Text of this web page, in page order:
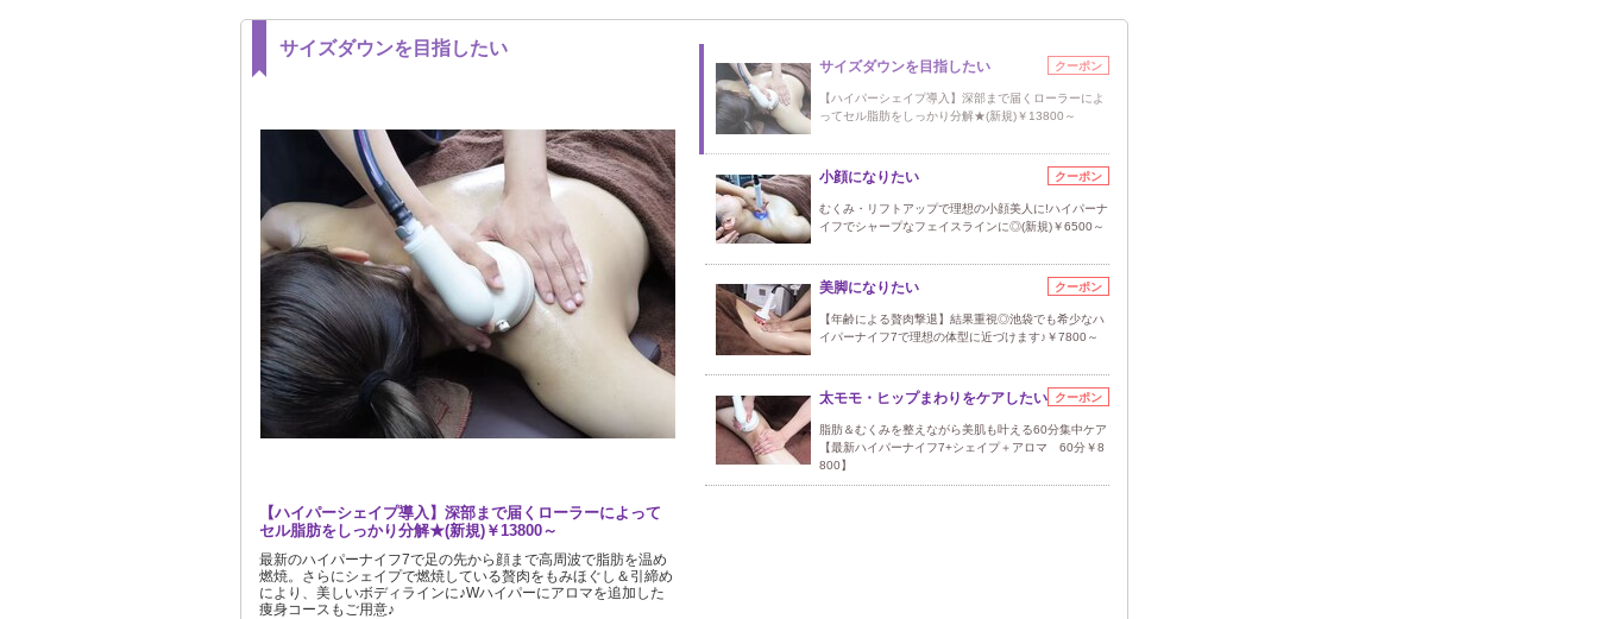
サイズダウンを目指したい
【ハイパーシェイプ導入】深部まで届くローラーによって
セル脂肪をしっかり分解★(新規)￥13800～
最新のハイパーナイフ7で足の先から顔まで高周波で脂肪を温め
燃焼。さらにシェイプで燃焼している贅肉をもみほぐし＆引締め
により、美しいボディラインに♪Wハイパーにアロマを追加した
痩身コースもご用意♪
サイズダウンを目指したい クーポン
【ハイパーシェイプ導入】深部まで届くローラーによ
ってセル脂肪をしっかり分解★(新規)￥13800～
小顔になりたい クーポン
むくみ・リフトアップで理想の小顔美人に!ハイパーナ
イフでシャープなフェイスラインに◎(新規)￥6500～
美脚になりたい クーポン
【年齢による贅肉撃退】結果重視◎池袋でも希少なハ
イパーナイフ7で理想の体型に近づけます♪￥7800～
太モモ・ヒップまわりをケアしたい クーポン
脂肪＆むくみを整えながら美肌も叶える60分集中ケア
【最新ハイパーナイフ7+シェイプ＋アロマ 60分￥8
800】